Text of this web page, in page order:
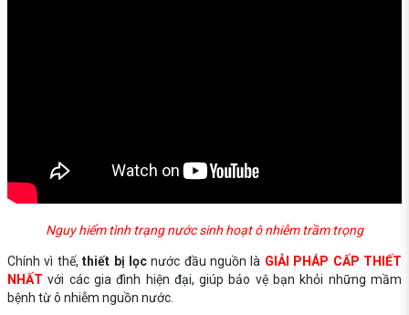
Nguy hiểm tình trạng nước sinh hoạt ô nhiễm trầm trọng
Chính vì thế,thiết bị lọcnước đầu nguồn là GIẢI PHÁP CẤP THIẾT
NHẤT với các gia đình hiện đại, giúp bảo vệ bạn khỏi những mầm
bệnh từ ô nhiễm nguồn nước.